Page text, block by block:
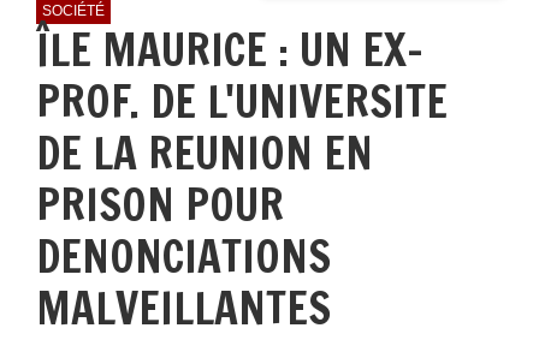
SOCIÉTÉ
ÎLE MAURICE : UN EX-
PROF. DE L'UNIVERSITE
DE LA REUNION EN
PRISON POUR
DENONCIATIONS
MALVEILLANTES